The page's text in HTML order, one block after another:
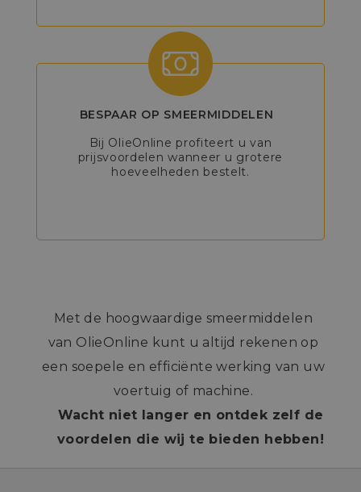
BESPAAR OP SMEERMIDDELEN
Bij OlieOnline profiteert u van
prijsvoordelen wanneer u grotere
hoeveelheden bestelt.
Met de hoogwaardige smeermiddelen
van OlieOnline kunt u altijd rekenen op
een soepele en efficiënte werking van uw
voertuig of machine.
Wacht niet langer en ontdek zelf de
voordelen die wij te bieden hebben!